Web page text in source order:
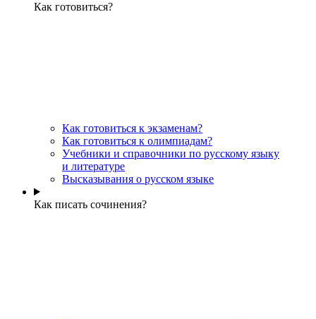
Как готовиться?
Как готовиться к экзаменам?
Как готовиться к олимпиадам?
Учебники и справочники по русскому языку
и литературе
Высказывания о русском языке
Как писать сочинения?